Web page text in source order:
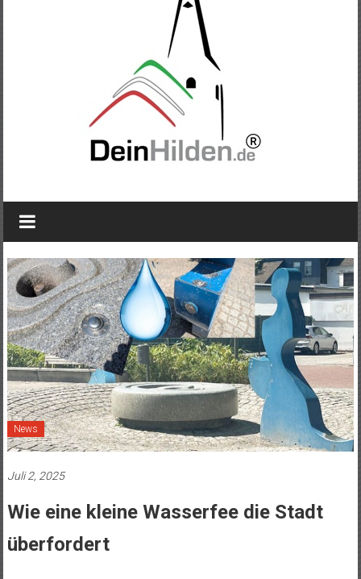
News
Juli 2, 2025
Wie eine kleine Wasserfee die Stadt
überfordert